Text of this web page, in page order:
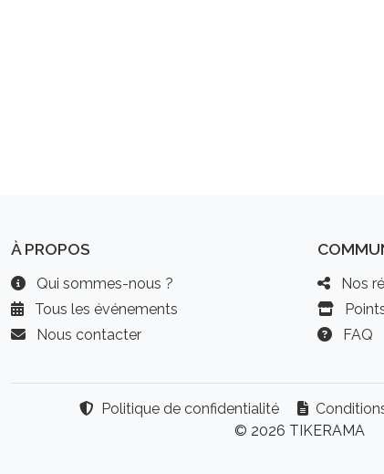
À PROPOS
Qui sommes-nous ?
Tous les événements
Nous contacter
Nos
FAQ
Politique de confidentialité
© 2026 TIKERAMA